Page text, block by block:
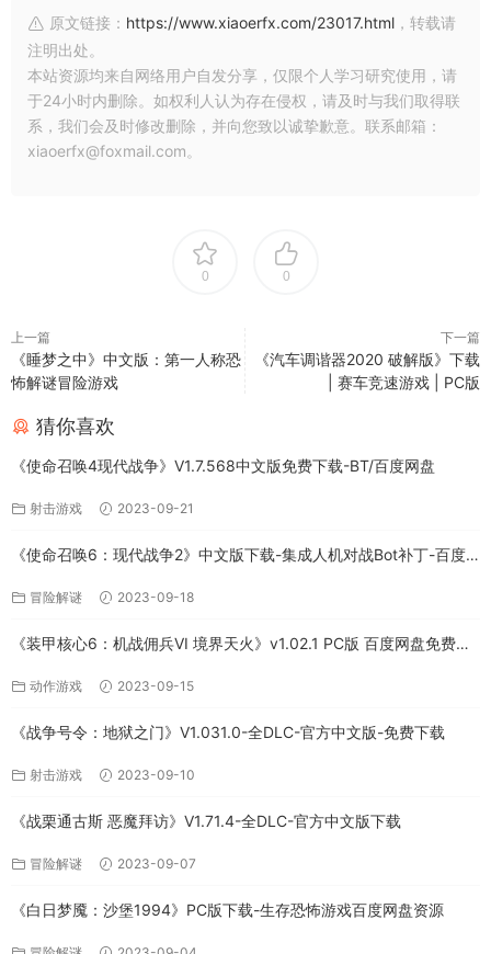
原文链接： https://www.xiaoerfx.com/23017.html ，转载请
注明出处。
本站资源均来自网络用户自发分享，仅限个人学习研究使用，请
于24小时内删除。如权利人认为存在侵权，请及时与我们取得联
系，我们会及时修改删除，并向您致以诚挚歉意。联系邮箱：
xiaoerfx@foxmail.com。
0 0
上一篇
《睡梦之中》中文版：第一人称恐
怖解谜冒险游戏
下一篇
《汽车调谐器2020 破解版》下载
| 赛车竞速游戏 | PC版
猜你喜欢
《使命召唤4现代战争》V1.7.568中文版免费下载-BT/百度网盘
射击游戏 2023-09-21
《使命召唤6：现代战争2》中文版下载-集成人机对战Bot补丁-百度
冒险解谜 2023-09-18
《装甲核心6：机战佣兵VI 境界天火》v1.02.1 PC版 百度网盘免费下
动作游戏 2023-09-15
《战争号令：地狱之门》V1.031.0-全DLC-官方中文版-免费下载
射击游戏 2023-09-10
《战栗通古斯 恶魔拜访》V1.71.4-全DLC-官方中文版下载
冒险解谜 2023-09-07
《白日梦魇：沙堡1994》PC版下载-生存恐怖游戏百度网盘资源